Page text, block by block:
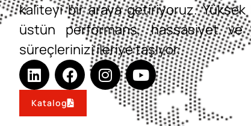
kaliteyi bir araya getiriyoruz. Yüksek
üstün performans, hassasiyet
süreçlerinizi ileriye taşıyor.
Katalog